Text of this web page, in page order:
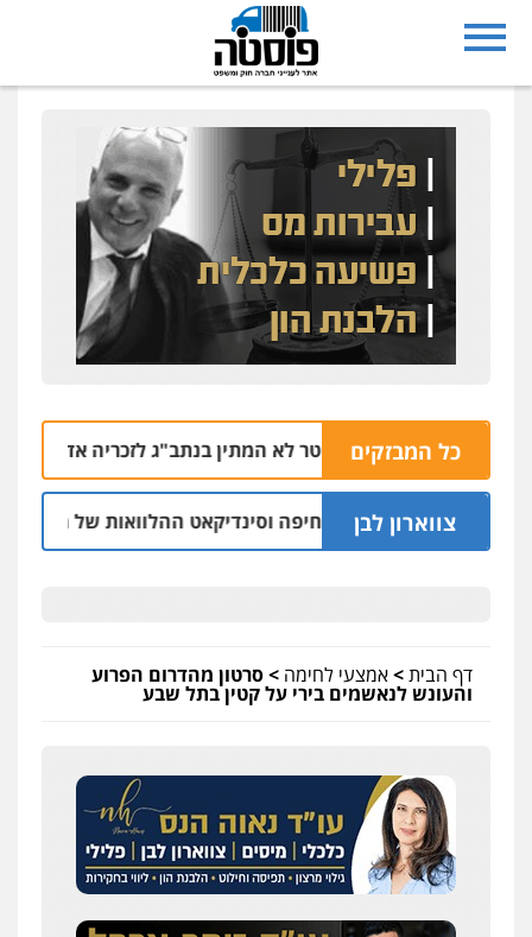
כל המבזקים
אף שוטר לא המתין בנתב"ג לזכריה אדרי שחזר לישראל
צווארון לבן
ש"ס לשעבר בחיפה וסינדיקאט ההלוואות של משפחת הרינג
דף הבית>אמצעי לחימה >סרטון מהדרום הפרוע
והעונש לנאשמים בירי על קטין בתל שבע